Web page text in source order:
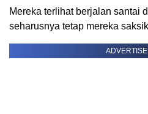
Mereka terlihat berjalan santai
seharusnya tetap mereka